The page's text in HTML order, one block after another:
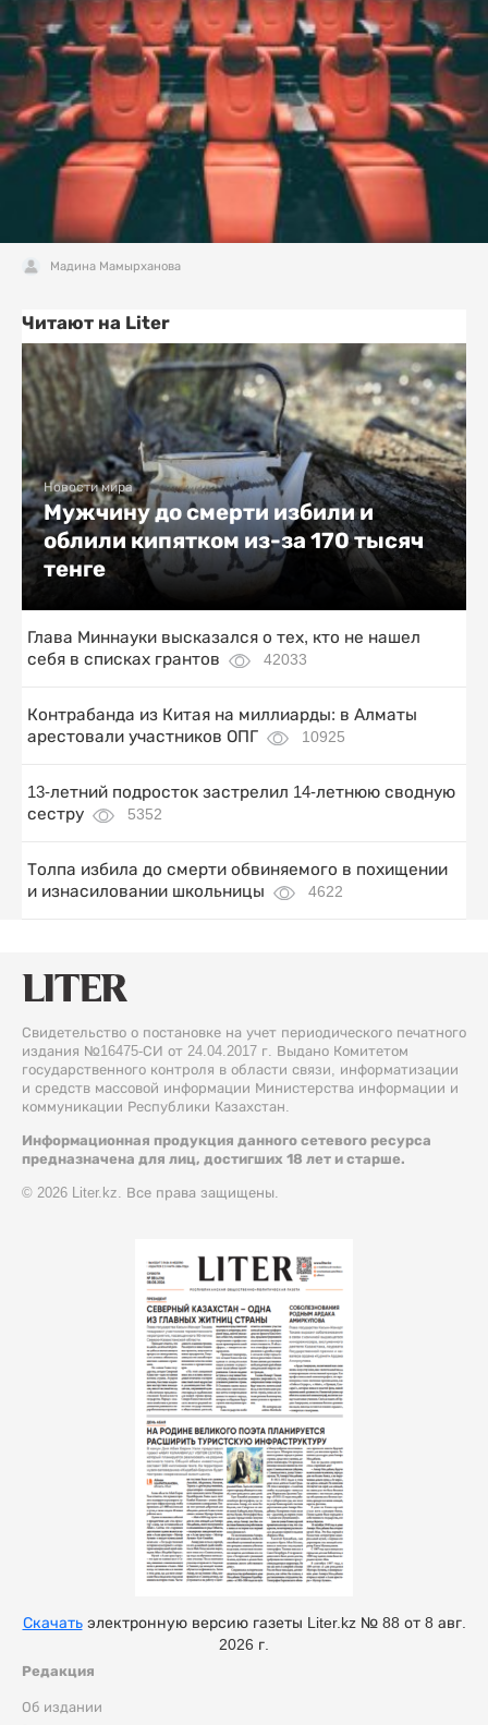
Мадина Мамырханова
Читают на Liter
Новости мира
Мужчину до смерти избили и
облили кипятком из-за 170 тысяч
тенге
Глава Миннауки высказался о тех, кто не нашел
себя в списках грантов
42033
Контрабанда из Китая на миллиарды: в Алматы
арестовали участников ОПГ
10925
13-летний подросток застрелил 14-летнюю сводную
сестру
5352
Толпа избила до смерти обвиняемого в похищении
и изнасиловании школьницы
4622
Свидетельство о постановке на учет периодического печатного
издания №16475-СИ от 24.04.2017 г. Выдано Комитетом
государственного контроля в области связи, информатизации
и средств массовой информации Министерства информации и
коммуникации Республики Казахстан.
Информационная продукция данного сетевого ресурса
предназначена для лиц, достигших 18 лет и старше.
© 2026 Liter.kz. Все права защищены.
Редакция
Об издании
Скачатьэлектронную версию газеты Liter.kz № 88 от 8 авг.
2026 г.